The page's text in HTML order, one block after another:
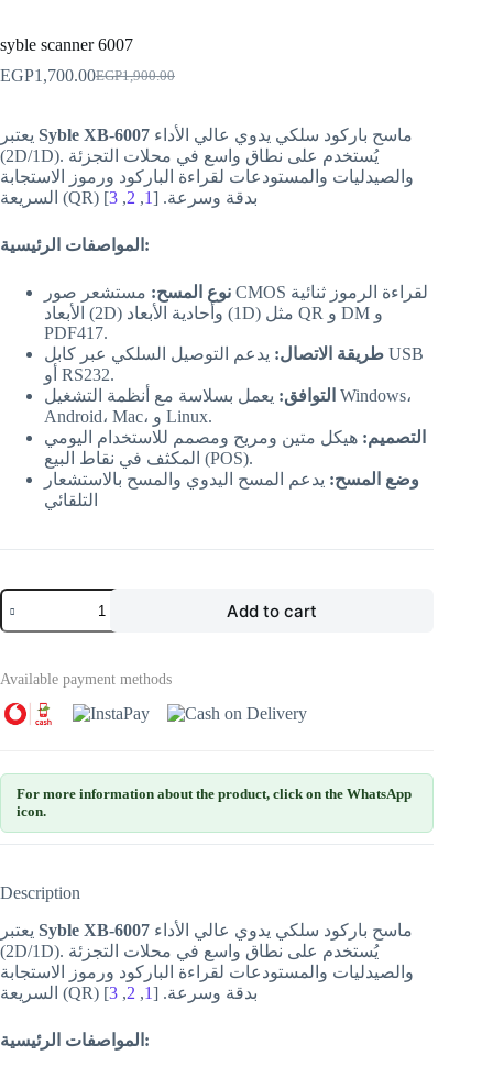
syble scanner 6007
EGP1,900.00
EGP1,700.00
Syble XB-6007
(2D/1D). يُستخدم على نطاق واسع في محلات التجزئة
والصيدليات والمستودعات لقراءة الباركود ورموز الاستجابة
السريعة (QR) بدقة وسرعة. [1
,
2
,
3
]
المواصفات الرئيسية:
نوع المسح: مستشعر صور CMOS لقراءة الرموز ثنائية
الأبعاد (2D) وأحادية الأبعاد (1D) مثل QR و DM و
PDF417.
طريقة الاتصال: يدعم التوصيل السلكي عبر كابل USB
أو RS232.
التوافق: يعمل بسلاسة مع أنظمة التشغيل Windows،
Android، Mac، و Linux.
التصميم: هيكل متين ومريح ومصمم للاستخدام اليومي
المكثف في نقاط البيع (POS).
وضع المسح: يدعم المسح اليدوي والمسح بالاستشعار
التلقائي
Add to cart
Available payment methods
For more information about the product, click on the WhatsApp
icon.
Description
Syble XB-6007
(2D/1D). يُستخدم على نطاق واسع في محلات التجزئة
والصيدليات والمستودعات لقراءة الباركود ورموز الاستجابة
السريعة (QR) بدقة وسرعة. [1
,
2
,
3
]
المواصفات الرئيسية: